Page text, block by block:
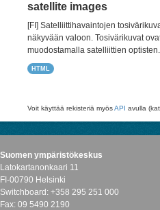
satellite images
[FI] Satelliittihavaintojen
näkyvään valoon. Tosivärikuvat
muodostamalla satelliittien
HTML
Voit käyttää rekisteriä myösAPI avulla
Suomen ympäristökeskus
Latokartanonkaari 11
FI-00790 Helsinki
Switchboard: +358 295 251 000
Fax: 09 5490 2190